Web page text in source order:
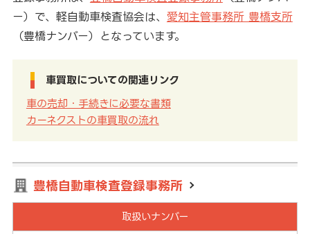
ー）で、軽自動車検査協会は、 愛知主管事務所 豊橋支所
（豊橋ナンバー）となっています。
車買取についての関連リンク
車の売却・手続きに必要な書類
カーネクストの車買取の流れ
豊橋自動車検査登録事務所
取扱いナンバー